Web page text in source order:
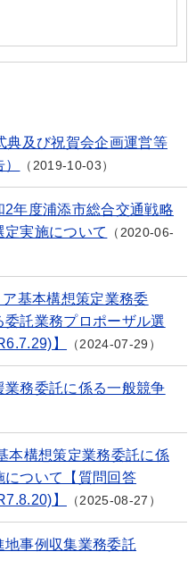
典及び祝賀会企画運営等
2019-10-03
2年度浦添市総合交通戦略
実施について
2020-06-
ア基本構想策定業務委
託業務プロポーザル選
】
2024-07-29
務委託に係る一般競争
本構想策定業務委託に係
について【質問回答
】
2025-08-27
地事例収集業務委託